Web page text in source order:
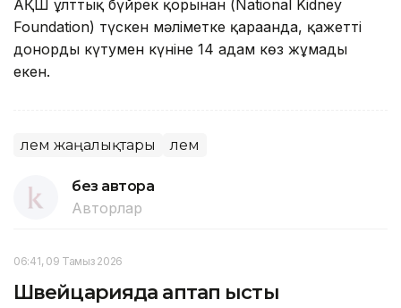
АҚШ ұлттық бүйрек қорынан (National Kidney
Foundation) түскен мәліметке қарағанда, қажетті
донорды күтумен күніне 14 адам көз жұмады
екен.
Әлем жаңалықтары Әлем
без автора
Авторлар
06:41, 09 Тамыз 2026
Швейцарияда аптап ыстық